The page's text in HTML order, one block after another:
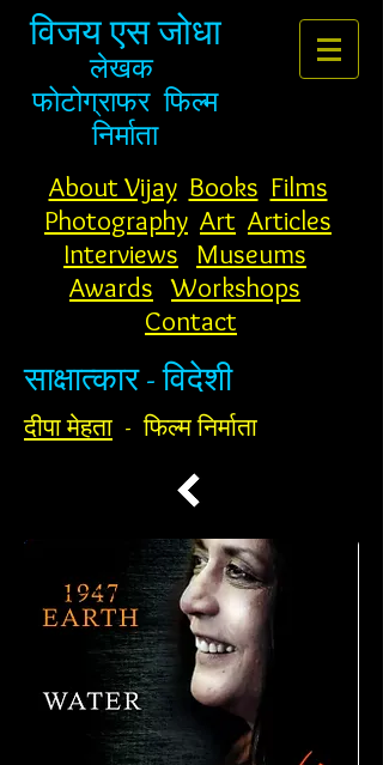
विजय एस जोधा
लेखक
फोटोग्राफर फिल्म
निर्माता
About Vijay Books Films
Photography Art Articles
Interviews
Museums
Awards Workshops
Contact
साक्षात्कार - विदेशी
दीपा मेहता - फिल्म निर्माता